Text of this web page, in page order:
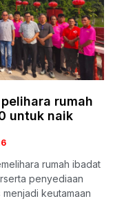
rumah
untuk naik
rumah ibadat
penyediaan
keutamaan